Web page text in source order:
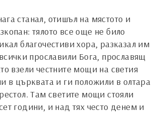
станал, отишъл на мястото и
тялото все още не било
благочестиви хора, разказал им
прославили Бога, прославящ
взели честните мощи на светия
в църквата и ги положили в олтара
Там светите мощи стояли
години, и над тях често денем и